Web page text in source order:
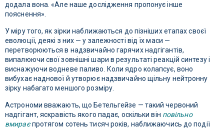
додала вона. «Але наше дослідження пропонує інше
пояснення».
У міру того, як зірки наближаються до пізніших етапах своєї
еволюції, деякі з них — у залежності від їх маси —
перетворюються в надзвичайно гарячих надгігантів,
випалюючи свої зовнішні шари в результаті реакцій синтезу і
виснажуючи водневе паливо. Коли ядро ​​колапсує, воно
вибухає наднової й утворює надзвичайно щільну нейтронну
зірку набагато меншого розміру.
Астрономи вважають, що Бетельгейзе — такий червоний
надгігант, яскравість якого падає, оскільки він повільно
вмираєпротягом сотень тисяч років, наближаючись до події